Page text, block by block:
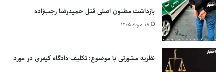
بازداشت مظنون اصلی قتل حمیدرضا رجب‌زاده
۱۸ مرداد ۱۴۰۵
نظریه مشورتی با موضوع: تکلیف دادگاه کیفری در مورد